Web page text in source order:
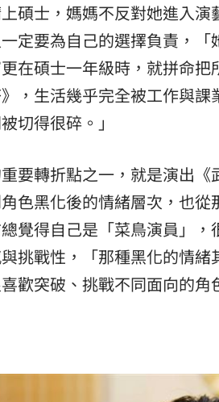
碩士，媽媽不反對她進入
定要為自己的選擇負責，
在碩士一年級時，就拼命
，生活幾乎完全被工作與
切得很碎。」
要轉折點之一，就是演出
色黑化後的情緒層次，也
覺得自己是「菜鳥演員」
挑戰性，「那種黑化的情
歡突破、挑戰不同面向的角